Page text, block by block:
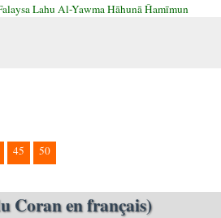
Lahu Al-Yawma Hāhunā Ĥamīmun
45 50
Coran en français)